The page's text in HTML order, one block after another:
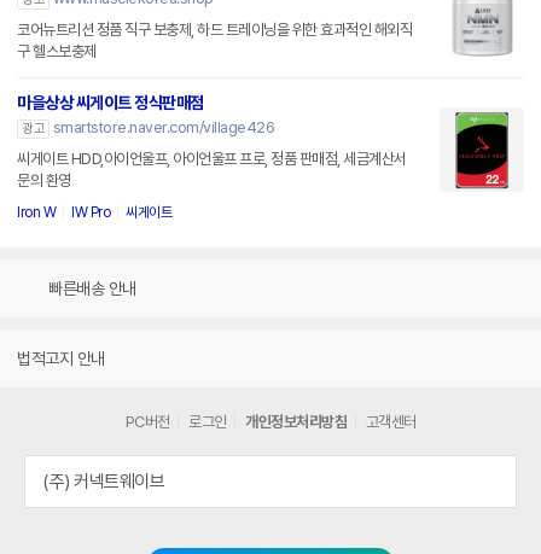
코어뉴트리션 정품 직구 보충제, 하드 트레이닝을 위한 효과적인 해외직
구 헬스보충제
마을상상 씨게이트 정식판매점
광고 smartstore.naver.com/village426
씨게이트 HDD,아이언울프, 아이언울프 프로, 정품 판매점, 세금계산서
문의 환영
Iron W IW Pro 씨게이트
빠른배송 안내
법적고지 안내
PC버전 로그인 개인정보처리방침 고객센터
(주) 커넥트웨이브